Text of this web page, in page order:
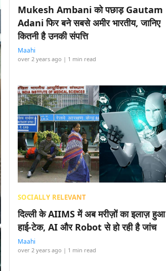
Mukesh Ambani को पछाड़ Gautam
Adani फिर बने सबसे अमीर भारतीय, जानिए
कितनी है उनकी संपत्ति
Maahi
over 2 years ago | 1 min read
SOCIALLY RELEVANT
दिल्ली के AIIMS में अब मरीज़ों का इलाज़ हुआ
हाई-टेक, AI और Robot से हो रही है जांच
Maahi
over 2 years ago | 1 min read